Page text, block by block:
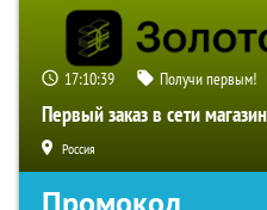
17:10:38 Получи первым!
Первый заказ в сети
Россия